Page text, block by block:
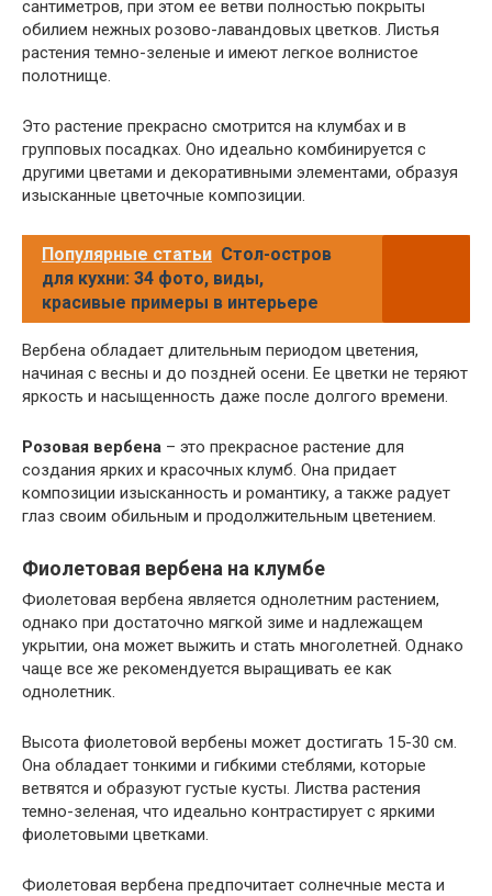
сантиметров, при этом ее ветви полностью покрыты
обилием нежных розово-лавандовых цветков. Листья
растения темно-зеленые и имеют легкое волнистое
полотнище.
Это растение прекрасно смотрится на клумбах и в
групповых посадках. Оно идеально комбинируется с
другими цветами и декоративными элементами, образуя
изысканные цветочные композиции.
Популярные статьи Стол-остров
для кухни: 34 фото, виды,
красивые примеры в интерьере
Вербена обладает длительным периодом цветения,
начиная с весны и до поздней осени. Ее цветки не теряют
яркость и насыщенность даже после долгого времени.
Розовая вербена – это прекрасное растение для
создания ярких и красочных клумб. Она придает
композиции изысканность и романтику, а также радует
глаз своим обильным и продолжительным цветением.
Фиолетовая вербена на клумбе
Фиолетовая вербена является однолетним растением,
однако при достаточно мягкой зиме и надлежащем
укрытии, она может выжить и стать многолетней. Однако
чаще все же рекомендуется выращивать ее как
однолетник.
Высота фиолетовой вербены может достигать 15-30 см.
Она обладает тонкими и гибкими стеблями, которые
ветвятся и образуют густые кусты. Листва растения
темно-зеленая, что идеально контрастирует с яркими
фиолетовыми цветками.
Фиолетовая вербена предпочитает солнечные места и